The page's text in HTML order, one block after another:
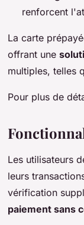
renforcent
La carte
offrant une
multiples, telles
Pour plus de
Les utilisateurs
leurs
vérification
paiement sans